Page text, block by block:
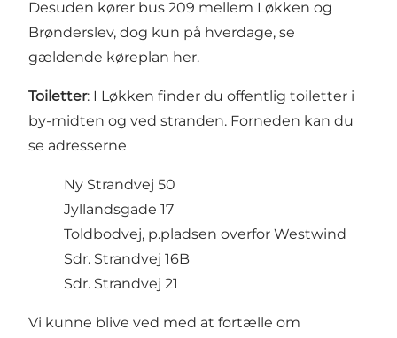
Desuden kører bus 209 mellem Løkken og
Brønderslev, dog kun på hverdage, se
gældende køreplan her.
Toiletter: I Løkken finder du offentlig toiletter i
by-midten og ved stranden. Forneden kan du
se adresserne
Ny Strandvej 50
Jyllandsgade 17
Toldbodvej, p.pladsen overfor Westwind
Sdr. Strandvej 16B
Sdr. Strandvej 21
Vi kunne blive ved med at fortælle om